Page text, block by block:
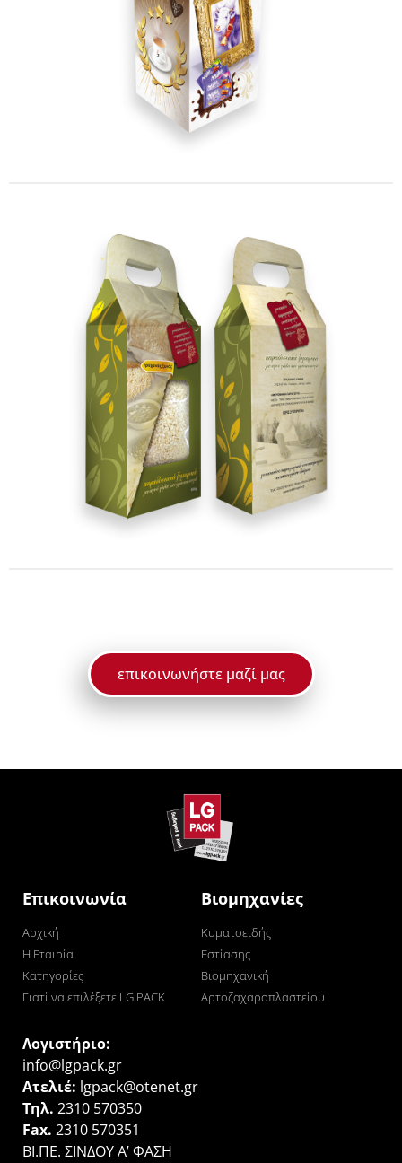
επικοινωνήστε μαζί μας
Επικοινωνία
Αρχική
Η Εταιρία
Κατηγορίες
Γιατί να επιλέξετε LG PACK
Βιομηχανίες
Κυματοειδής
Εστίασης
Βιομηχανική
Αρτοζαχαροπλαστείου
Λογιστήριο:
info@lgpack.gr
Ατελιέ: lgpack@otenet.gr
Τηλ. 2310 570350
Fax. 2310 570351
ΒΙ.ΠΕ. ΣΙΝΔΟΥ Α’ ΦΑΣΗ